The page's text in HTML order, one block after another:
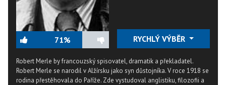
71% RYCHLÝ VÝBĚR
Robert Merle by francouzský spisovatel, dramatik a překladatel.
Robert Merle se narodil v Alžírsku jako syn důstojníka. V roce 1918 se
rodina přestěhovala do Paříže. Zde vystudoval anglistiku, filozofii a